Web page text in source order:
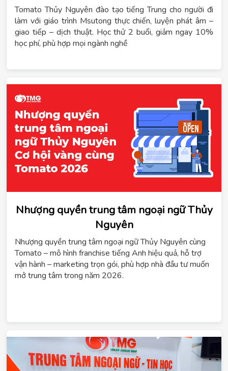
Tomato Thủy Nguyên đào tạo tiếng Trung cho người đi
làm với giáo trình Msutong thực chiến, luyện phát âm –
giao tiếp – dịch thuật. Học thử 2 buổi, giảm ngay 10%
học phí, phù hợp mọi ngành nghề
Nhượng quyền trung tâm ngoại ngữ Thủy
Nguyên
ChatGPT
đã
nói:
Nhượng quyền trung tâm ngoại ngữ Thủy Nguyên cùng
Tomato – mô hình franchise tiếng Anh hiệu quả, hỗ trợ
vận hành – marketing trọn gói, phù hợp nhà đầu tư muốn
mở trung tâm trong năm 2026.